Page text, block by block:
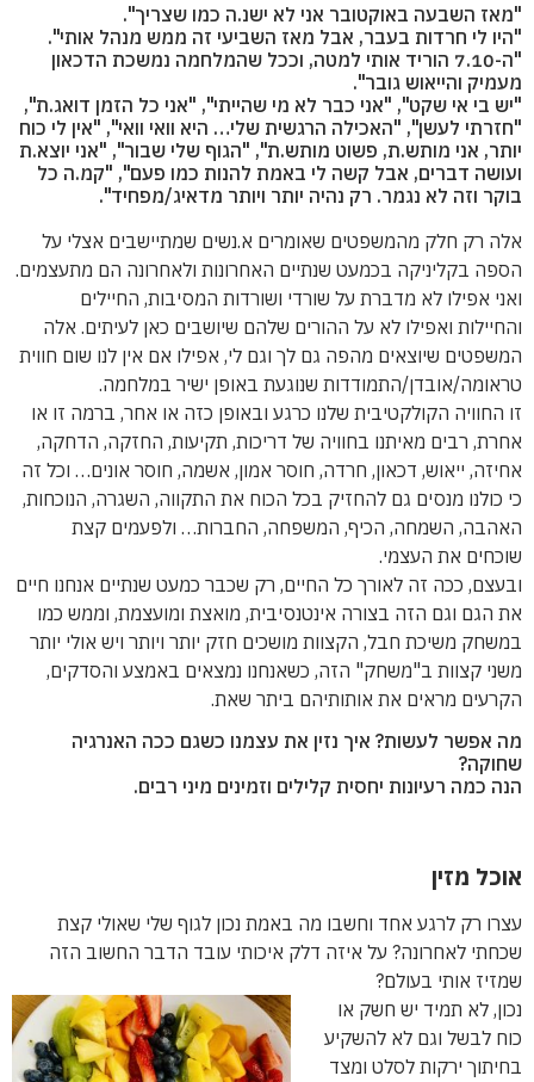
"מאז השבעה באוקטובר אני לא ישנ.ה כמו שצריך".
"היו לי חרדות בעבר, אבל מאז השביעי זה ממש מנהל אותי".
"ה-7.10 הוריד אותי למטה, וככל שהמלחמה נמשכת הדכאון
מעמיק והייאוש גובר".
"יש בי אי שקט", "אני כבר לא מי שהייתי", "אני כל הזמן דואג.ת",
"חזרתי לעשן", "האכילה הרגשית שלי… היא וואי וואי", "אין לי כוח
יותר, אני מותש.ת, פשוט מותש.ת", "הגוף שלי שבור", "אני יוצא.ת
ועושה דברים, אבל קשה לי באמת להנות כמו פעם", "קמ.ה כל
בוקר וזה לא נגמר. רק נהיה יותר ויותר מדאיג/מפחיד".
אלה רק חלק מהמשפטים שאומרים א.נשים שמתיישבים אצלי על
הספה בקליניקה בכמעט שנתיים האחרונות ולאחרונה הם מתעצמים.
ואני אפילו לא מדברת על שורדי ושורדות המסיבות, החיילים
והחיילות ואפילו לא על ההורים שלהם שיושבים כאן לעיתים. אלה
המשפטים שיוצאים מהפה גם לך וגם לי, אפילו אם אין לנו שום חווית
טראומה/אובדן/התמודדות שנוגעת באופן ישיר במלחמה.
זו החוויה הקולקטיבית שלנו כרגע ובאופן כזה או אחר, ברמה זו או
אחרת, רבים מאיתנו בחוויה של דריכות, תקיעות, החזקה, הדחקה,
אחיזה, ייאוש, דכאון, חרדה, חוסר אמון, אשמה, חוסר אונים… וכל זה
כי כולנו מנסים גם להחזיק בכל הכוח את התקווה, השגרה, הנוכחות,
האהבה, השמחה, הכיף, המשפחה, החברות… ולפעמים קצת
שוכחים את העצמי.
ובעצם, ככה זה לאורך כל החיים, רק שכבר כמעט שנתיים אנחנו חיים
את הגם וגם הזה בצורה אינטנסיבית, מואצת ומועצמת, וממש כמו
במשחק משיכת חבל, הקצוות מושכים חזק יותר ויותר ויש אולי יותר
משני קצוות ב"משחק" הזה, כשאנחנו נמצאים באמצע והסדקים,
הקרעים מראים את אותותיהם ביתר שאת.
מה אפשר לעשות? איך נזין את עצמנו כשגם ככה האנרגיה
שחוקה?
הנה כמה רעיונות יחסית קלילים וזמינים מיני רבים.
אוכל מזין
עצרו רק לרגע אחד וחשבו מה באמת נכון לגוף שלי שאולי קצת
שכחתי לאחרונה? על איזה דלק איכותי עובד הדבר החשוב הזה
שמזיז אותי בעולם?
נכון, לא תמיד יש חשק או
כוח לבשל וגם לא להשקיע
בחיתוך ירקות לסלט ומצד